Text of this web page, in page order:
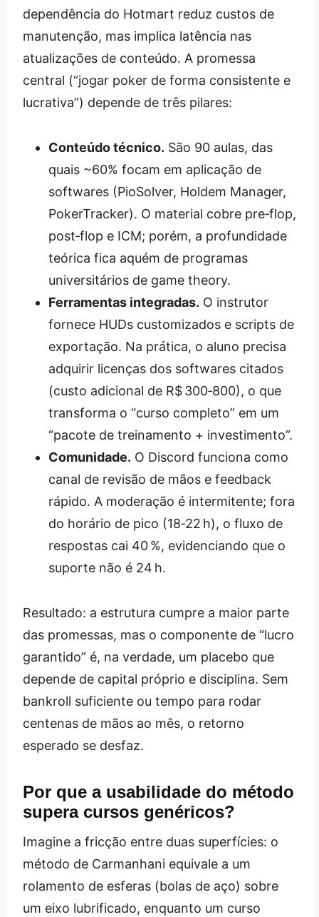
dependência do Hotmart reduz custos de
manutenção, mas implica latência nas
atualizações de conteúdo. A promessa
central (“jogar poker de forma consistente e
lucrativa”) depende de três pilares:
Conteúdo técnico. São 90 aulas, das
quais ~60% focam em aplicação de
softwares (PioSolver, Holdem Manager,
PokerTracker). O material cobre pre‑flop,
post‑flop e ICM; porém, a profundidade
teórica fica aquém de programas
universitários de game theory.
Ferramentas integradas. O instrutor
fornece HUDs customizados e scripts de
exportação. Na prática, o aluno precisa
adquirir licenças dos softwares citados
(custo adicional de R$ 300‑800), o que
transforma o “curso completo” em um
“pacote de treinamento + investimento”.
Comunidade. O Discord funciona como
canal de revisão de mãos e feedback
rápido. A moderação é intermitente; fora
do horário de pico (18‑22 h), o fluxo de
respostas cai 40 %, evidenciando que o
suporte não é 24 h.
Resultado: a estrutura cumpre a maior parte
das promessas, mas o componente de “lucro
garantido” é, na verdade, um place­bo que
depende de capital próprio e disciplina. Sem
bankroll suficiente ou tempo para rodar
centenas de mãos ao mês, o retorno
esperado se desfaz.
Por que a usabilidade do método
supera cursos genéricos?
Imagine a fricção entre duas superfícies: o
método de Carmanhani equivale a um
rolamento de esferas (bolas de aço) sobre
um eixo lubrificado, enquanto um curso